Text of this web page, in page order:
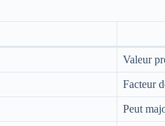
Valeur
Facteur
Peut